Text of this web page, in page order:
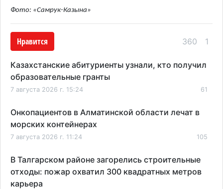
Фото: «Самрук-Казына»
Нравится 360 1
Казахстанские абитуриенты узнали, кто получил
образовательные гранты
7 августа 2026 г. 15:24 61
Онкопациентов в Алматинской области лечат в
морских контейнерах
7 августа 2026 г. 11:24 105
В Талгарском районе загорелись строительные
отходы: пожар охватил 300 квадратных метров
карьера